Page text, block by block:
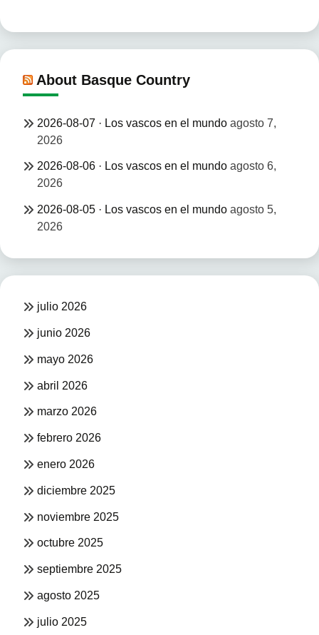
About Basque Country
2026-08-07 · Los vascos en el mundo agosto 7,
2026
2026-08-06 · Los vascos en el mundo agosto 6,
2026
2026-08-05 · Los vascos en el mundo agosto 5,
2026
julio 2026
junio 2026
mayo 2026
abril 2026
marzo 2026
febrero 2026
enero 2026
diciembre 2025
noviembre 2025
octubre 2025
septiembre 2025
agosto 2025
julio 2025